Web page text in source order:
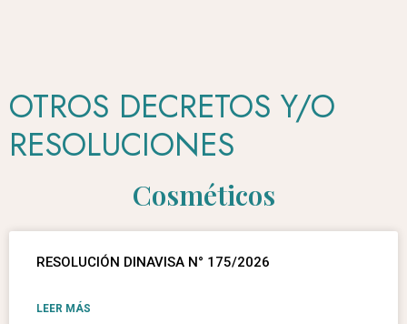
OTROS DECRETOS Y/O
RESOLUCIONES
Cosméticos
RESOLUCIÓN DINAVISA N° 175/2026
LEER MÁS